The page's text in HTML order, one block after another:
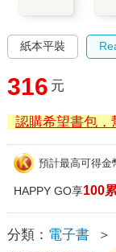
紙本平裝
316 元
認購希望書包，
預計最高可得金
HAPPY GO享100
分類： 電子書 ＞